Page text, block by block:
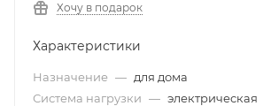
Хочу в подарок
Характеристики
Назначение — для дома
Система нагрузки — электрическая